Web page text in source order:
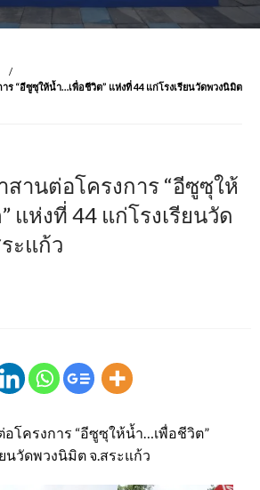
ร “อีซูซุให้น้ำ…เพื่อชีวิต” แห่งที่ 44 แก่โรงเรียนวัดพวงนิมิต
านต่อโครงการ “อีซูซุให้
แห่งที่ 44 แก่โรงเรียนวัด
ะแก้ว
โครงการ “อีซูซุให้น้ำ…เพื่อชีวิต”
นวัดพวงนิมิต จ.สระแก้ว